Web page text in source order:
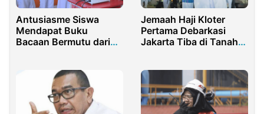
Antusiasme Siswa
Mendapat Buku
Bacaan Bermutu dari
Jemaah Haji Kloter
Pertama Debarkasi
Jakarta Tiba di Tanah